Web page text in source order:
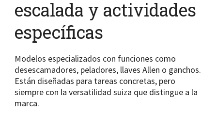
escalada y actividades
específicas
Modelos especializados con funciones como
desescamadores, peladores, llaves Allen o ganchos.
Están diseñadas para tareas concretas, pero
siempre con la versatilidad suiza que distingue a la
marca.